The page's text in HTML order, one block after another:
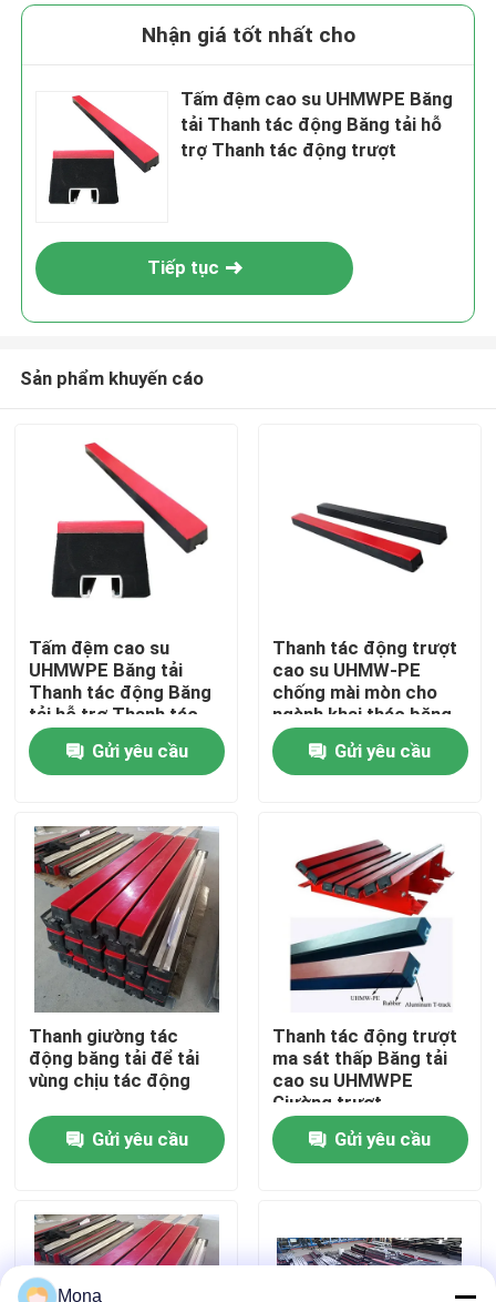
Nhà
Sản phẩm
Về chúng tôi
Tham quan nhà máy
Kiểm soát chất lượng
Liên hệ chúng tôi
Tin tức
Lớp lót gốm
Lớp lót gốm Alumina
Nhận giá tốt nhất cho
Tấm đệm cao su UHMWPE Băng
tải Thanh tác động Băng tải hỗ
trợ Thanh tác động trượt
Tiếp tục
Sản phẩm khuyến cáo
Tấm đệm cao su
UHMWPE Băng tải
Thanh tác động Băng
tải hỗ trợ Thanh tác
động trượt
Gửi yêu cầu
Thanh tác động trượt
cao su UHMW-PE
chống mài mòn cho
ngành khai thác băng
tải đai
Gửi yêu cầu
Thanh giường tác
động băng tải để tải
vùng chịu tác động
Gửi yêu cầu
Thanh tác động trượt
ma sát thấp Băng tải
cao su UHMWPE
Giường trượt
Gửi yêu cầu
Mona